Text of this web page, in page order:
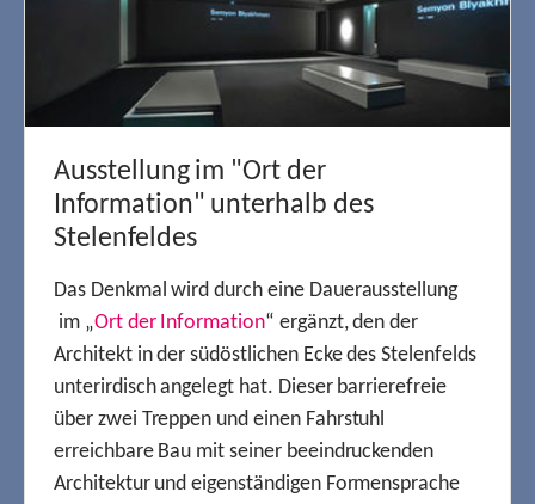
Ausstellung im "Ort der
Information" unterhalb des
Stelenfeldes
Das Denkmal wird durch eine Dauerausstellung
im „Ort der Information“ ergänzt, den der
Architekt in der südöstlichen Ecke des Stelenfelds
unterirdisch angelegt hat. Dieser barrierefreie
über zwei Treppen und einen Fahrstuhl
erreichbare Bau mit seiner beeindruckenden
Architektur und eigenständigen Formensprache